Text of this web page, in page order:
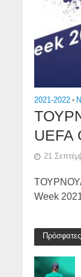
2021-2022 •
UEFA
21
Week